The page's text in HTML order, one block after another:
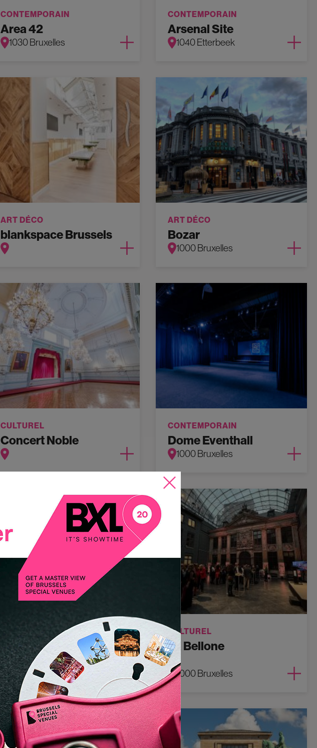
CONTEMPORAIN
Area 42
1030 Bruxelles
CONTEMPORAIN
Arsenal Site
1040 Etterbeek
ART DÉCO
blankspace Brussels
ART DÉCO
Bozar
1000 Bruxelles
CULTUREL
Concert Noble
CONTEMPORAIN
Dome Eventhall
1000 Bruxelles
Kinepolis Brussels
1020 Bruxelles
CULTUREL
La Bellone
1000 Bruxelles